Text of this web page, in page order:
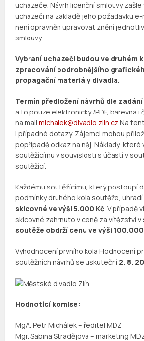
uchazeče. Návrh licenční smlouvy zašle
uchazeči na základě jeho požadavku e-
není oprávněn upravovat znění
smlouvy.
Vybraní uchazeči budou ve druhém
zpracování podrobnějšího
propagační materiály divadla.
Termín předložení návrhů dle
a to pouze elektronicky /PDF, barevná i
na mailmichalek@divadlo.zlin.czNa
i případné dotazy. Zájemci mohou
popřípadě odkaz na něj. Náklady, které
soutěžícímu v souvislosti s účastí v
soutěžící.
Každému soutěžícímu, který postoupí
podmínky druhého kola soutěže,
skicovné ve výši 5.000 Kč. V případě
skicovné zahrnuto v ceně za vítězství
soutěže obdrží cenu ve výši 100.000
Vyhodnocení prvního kola Hodnocení
soutěžních návrhů se uskuteční 2. 8.
Hodnotící komise:
MgA. Petr Michálek – ředitel MDZ
Mgr. Sabina Stradějová – marketing